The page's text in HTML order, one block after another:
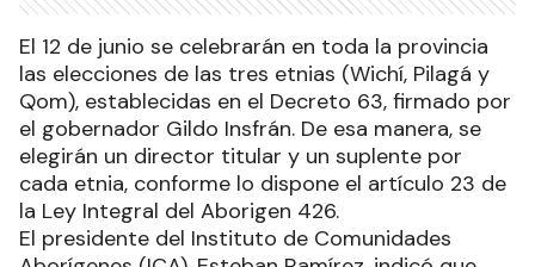
El 12 de junio se celebrarán en toda la provincia
las elecciones de las tres etnias (Wichí, Pilagá y
Qom), establecidas en el Decreto 63, firmado por
el gobernador Gildo Insfrán. De esa manera, se
elegirán un director titular y un suplente por
cada etnia, conforme lo dispone el artículo 23 de
la Ley Integral del Aborigen 426.
El presidente del Instituto de Comunidades